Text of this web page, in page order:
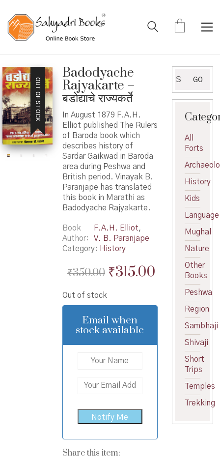
OUT OF STOCK
Badodyache
Rajyakarte –
बडोद्याचे राज्यकर्ते
In August 1879 F.A.H.
Elliot published The Rulers
of Baroda book which
describes history of
Sardar Gaikwad in Baroda
area during Peshwa and
British period. Vinayak B.
Paranjape has translated
this book in Marathi as
Badodyache Rajyakarte.
Book
Author
F.A.H. Elliot,
V. B. Paranjape
Category: History
₹350.00 Original
was:
₹350.00.
₹315.00Current
is:
₹315.00.
Out of stock
Email when
stock available
Share this item:
for:
GO
All
Forts
History
Kids
Language
Mughal
Nature
Other
Books
Peshwa
Region
Sambhaji
Shivaji
Short
Trips
Temples
Trekking